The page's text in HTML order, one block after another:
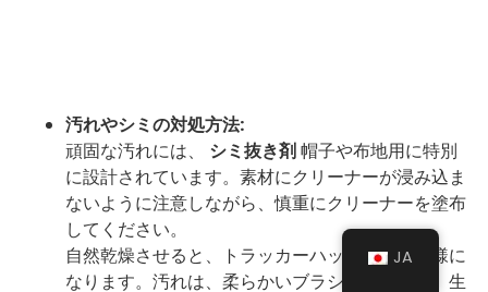
汚れやシミの対処方法:
頑固な汚れには、 シミ抜き剤帽子や布地用に特別
に設計されています。素材にクリーナーが浸み込ま
ないように注意しながら、慎重にクリーナーを塗布
してください。
自然乾燥させると、トラッカーハットは新品同様に
なります。汚れは、柔らかいブラシを使用して、生
JA